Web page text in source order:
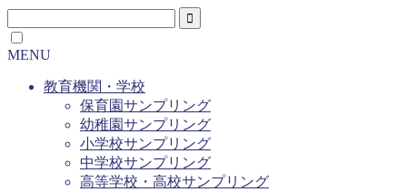
MENU
教育機関・学校
保育園サンプリング
幼稚園サンプリング
小学校サンプリング
中学校サンプリング
高等学校・高校サンプリング